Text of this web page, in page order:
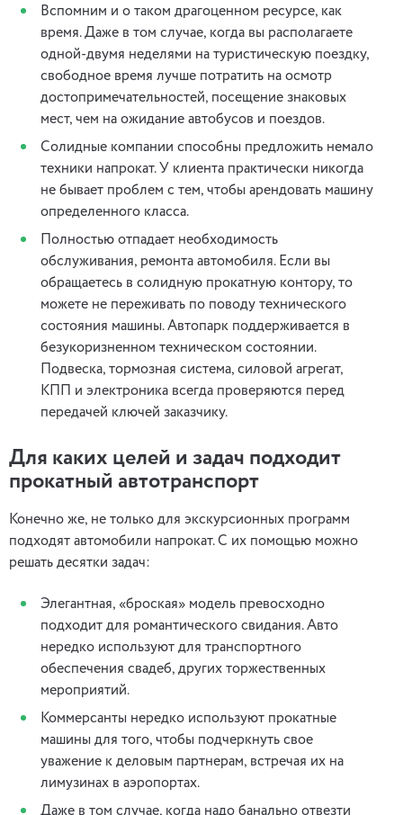
Вспомним и о таком драгоценном ресурсе, как
время. Даже в том случае, когда вы располагаете
одной-двумя неделями на туристическую поездку,
свободное время лучше потратить на осмотр
достопримечательностей, посещение знаковых
мест, чем на ожидание автобусов и поездов.
Солидные компании способны предложить немало
техники напрокат. У клиента практически никогда
не бывает проблем с тем, чтобы арендовать машину
определенного класса.
Полностью отпадает необходимость
обслуживания, ремонта автомобиля. Если вы
обращаетесь в солидную прокатную контору, то
можете не переживать по поводу технического
состояния машины. Автопарк поддерживается в
безукоризненном техническом состоянии.
Подвеска, тормозная система, силовой агрегат,
КПП и электроника всегда проверяются перед
передачей ключей заказчику.
Для каких целей и задач подходит
прокатный автотранспорт
Конечно же, не только для экскурсионных программ
подходят автомобили напрокат. С их помощью можно
решать десятки задач:
Элегантная, «броская» модель превосходно
подходит для романтического свидания. Авто
нередко используют для транспортного
обеспечения свадеб, других торжественных
мероприятий.
Коммерсанты нередко используют прокатные
машины для того, чтобы подчеркнуть свое
уважение к деловым партнерам, встречая их на
лимузинах в аэропортах.
Даже в том случае, когда надо банально отвезти